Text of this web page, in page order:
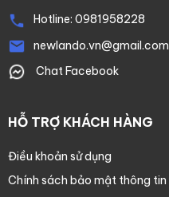
Hotline: 0981958228
newlando.vn@gmail.com
Chat Facebook
HỖ TRỢ KHÁCH HÀNG
Điều khoản sử dụng
Chính sách bảo mật thông tin